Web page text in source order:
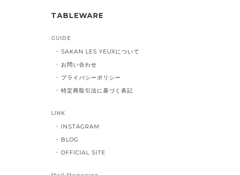
TABLEWARE
GUIDE
SAKAN LES YEUXについて
お問い合わせ
プライバシーポリシー
特定商取引法に基づく表記
LINK
INSTAGRAM
BLOG
OFFICIAL SITE